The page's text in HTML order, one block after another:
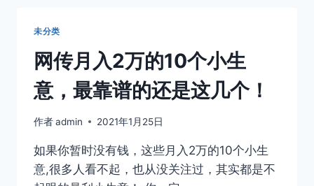
速
变
现
项
详
分
析
未分类
网传月入2万的10个小生
意，最靠谱的还是这几个！
作者admin 2021年1月25日
如果你暂时没有钱，这些月入2万的10个小生
意,很多人看不起，也从没关注过，其实都是不